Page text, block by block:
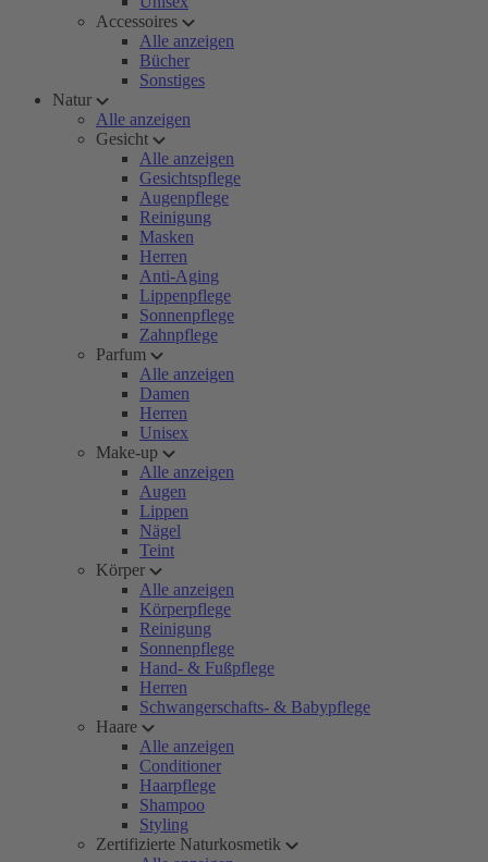
Accessoires
Alle anzeigen
Bücher
Sonstiges
Natur
Alle anzeigen
Gesicht
Alle anzeigen
Gesichtspflege
Augenpflege
Reinigung
Masken
Herren
Anti-Aging
Lippenpflege
Sonnenpflege
Zahnpflege
Parfum
Alle anzeigen
Damen
Herren
Unisex
Make-up
Alle anzeigen
Augen
Lippen
Nägel
Teint
Körper
Alle anzeigen
Körperpflege
Reinigung
Sonnenpflege
Hand- & Fußpflege
Herren
Schwangerschafts- & Babypflege
Haare
Alle anzeigen
Conditioner
Haarpflege
Shampoo
Styling
Zertifizierte Naturkosmetik